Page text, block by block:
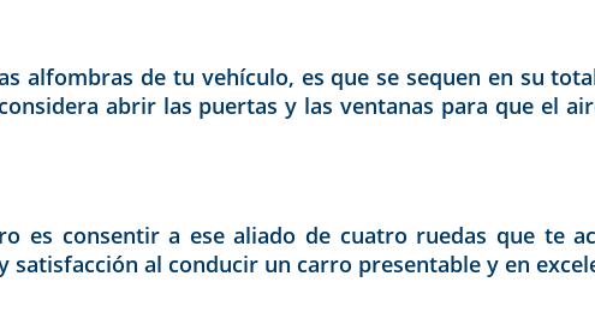
alfombras de tu vehículo, es que se sequen en su
abrir las puertas y las ventanas para que el
es consentir a ese aliado de cuatro ruedas que te
al conducir un carro presentable y en